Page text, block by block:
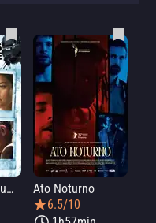
Evidências de um Crime
Ato Noturno
6.5/10